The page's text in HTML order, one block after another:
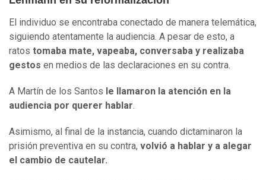
El individuo se encontraba conectado de manera telemática,
siguiendo atentamente la audiencia. A pesar de esto, a
ratos tomaba mate, vapeaba, conversaba y realizaba
gestos en medios de las declaraciones en su contra.
A Martín de los Santos le llamaron la atención en la
audiencia por querer hablar.
Asimismo, al final de la instancia, cuando dictaminaron la
prisión preventiva en su contra, volvió a hablar y a alegar
el cambio de cautelar.